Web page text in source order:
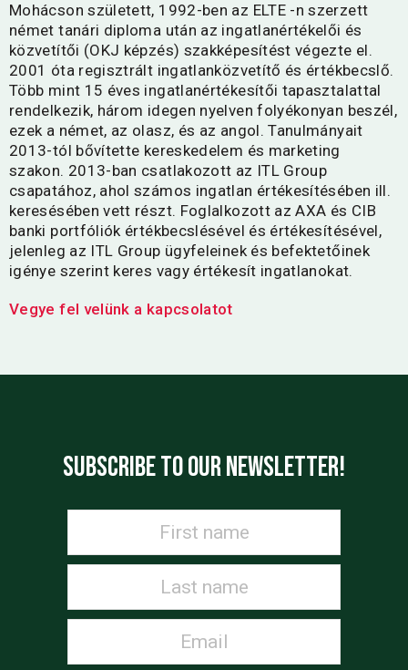
Mohácson született, 1992-ben az ELTE -n szerzett
német tanári diploma után az ingatlanértékelői és
közvetítői (OKJ képzés) szakképesítést végezte el.
2001 óta regisztrált ingatlanközvetítő és értékbecslő.
Több mint 15 éves ingatlanértékesítői tapasztalattal
rendelkezik, három idegen nyelven folyékonyan beszél,
ezek a német, az olasz, és az angol. Tanulmányait
2013-tól bővítette kereskedelem és marketing
szakon. 2013-ban csatlakozott az ITL Group
csapatához, ahol számos ingatlan értékesítésében ill.
keresésében vett részt. Foglalkozott az AXA és CIB
banki portfóliók értékbecslésével és értékesítésével,
jelenleg az ITL Group ügyfeleinek és befektetőinek
igénye szerint keres vagy értékesít ingatlanokat.
Vegye fel velünk a kapcsolatot
SUBSCRIBE TO OUR NEWSLETTER!